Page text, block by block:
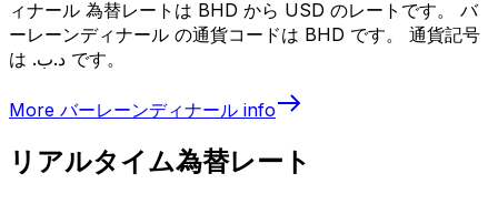
ィナール 為替レートは BHD から USD のレートです。 バ
ーレーンディナール の通貨コードは BHD です。 通貨記号
は .د.ب です。
More バーレーンディナール info
リアルタイム為替レート